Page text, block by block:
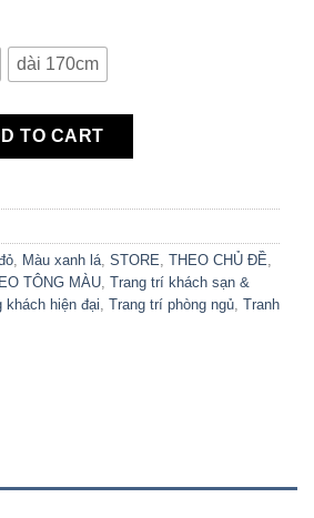
dài 170cm
Và Hoa TB-836 quantity
TO CART
, Màu xanh lá, STORE, THEO CHỦ ĐỀ,
TÔNG MÀU, Trang trí khách sạn &
khách hiện đại, Trang trí phòng ngủ, Tranh